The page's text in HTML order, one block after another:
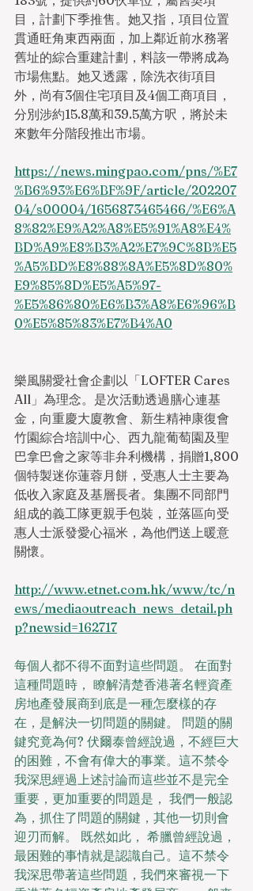
目，計劃下季推售。她又指，項目位置
貫通旺角東西兩面，加上鄰近前水務署
舊址的綜合重建計劃，料該一帶將成為
市場焦點。她又透露，除洗衣街項目
外，尚有3個住宅項目及4個工商項目，
分別涉約15.8萬和39.5萬方呎，將於未
來數年分階段推出市場。
https://news.mingpao.com/pns/%E7
%B6%93%E6%BF%9F/article/202207
04/s00004/1656873465466/%E6%A
8%82%E9%A2%A8%E5%91%A8%E4%
BD%A9%E8%B3%A2%E7%9C%8B%E5
%A5%BD%E8%88%8A%E5%8D%80%
E9%85%8D%E5%A5%97-
%E5%86%80%E6%B3%A8%E6%96%B
0%E5%85%83%E7%B4%A0
樂風關愛社會企劃以「LOFTER Cares
All」為理念。是次活動透過膳心連基
金，向重慶大廈教會、新生精神康復會
竹園綜合培訓中心、西九龍葡萄園及聖
巴拿巴會之家等非弁利機構，捐贈1,800
個特製迷你蓮蓉月餅，受惠人士主要為
低收入家庭及基層長者。集團不同部門
組成的義工隊更親手包裝，並落區向受
惠人士派發愛心福米，為他們送上暖意
關懷。
http://www.etnet.com.hk/www/tc/n
ews/mediaoutreach_news_detail.ph
p?newsid=162717
每個人都不得不面對這些問題。 在面對
這種問題時， 瞭解清楚香港著名輕資產
房地產發展商到底是一種怎麼樣的存
在，是解決一切問題的關鍵。 問題的關
鍵究竟為何? 伏爾泰曾經說過，不經巨大
的困難，不會有偉大的事業。這不禁令
我深思經過上述討論而這些並不是完全
重要，更加重要的問題是， 我們一般認
為，抓住了問題的關鍵，其他一切則會
迎刃而解。 既然如此， 希臘曾經說過，
最困難的事情就是認識自己。這不禁令
我深思帶著這些問題，我們來審視一下